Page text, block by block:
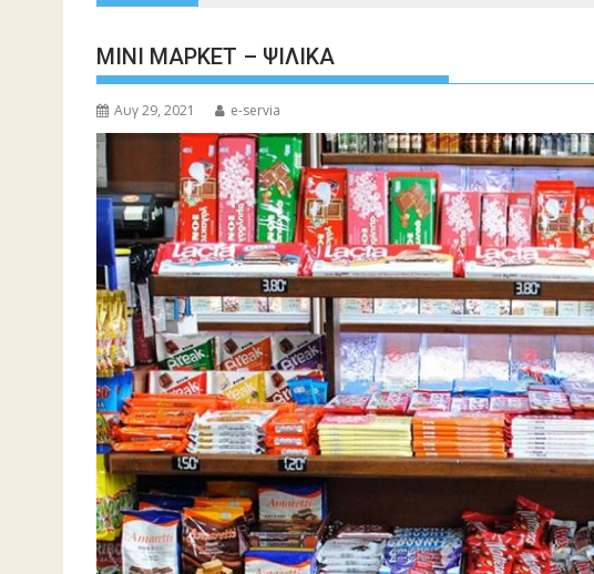
ΜΙΝΙ ΜΑΡΚΕΤ – ΨΙΛΙΚΑ
Αυγ 29, 2021 e-servia